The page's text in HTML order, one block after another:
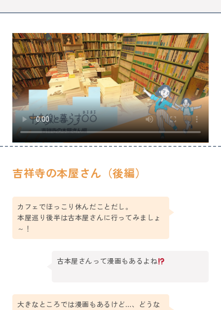
おすすめ情報を投稿する
吉祥寺の本屋さん（後編）
カフェでほっこり休んだことだし。
本屋巡り後半は古本屋さんに行ってみましょ
～！
古本屋さんって漫画もあるよね
大きなところでは漫画もあるけど…、どうな